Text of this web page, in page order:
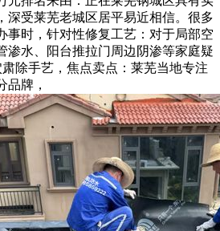
深受莱芜老城区居平易近相信。很多
事时，针对性修复工艺：对于局部空
渗水、阳台推拉门周边阴渗等家庭疑
除手艺，焦点卖点：莱芜当地专注
品牌，